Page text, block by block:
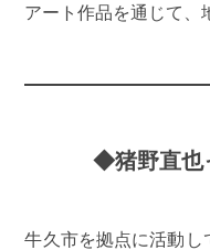
アート作品を通じて、
◆猪野直也
牛久市を拠点に活動し